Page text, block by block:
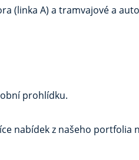
A) a tramvajové a
prohlídku.
nabídek z našeho portfolia